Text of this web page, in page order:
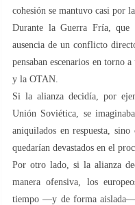
cohesión se mantuvo casi por
Durante la Guerra Fría, que
ausencia de un conflicto
pensaban escenarios en torno
y la OTAN.
Si la alianza decidía, por
Unión Soviética, se
aniquilados en respuesta,
quedarían devastados en el
Por otro lado, si la alianza
manera ofensiva, los
tiempo —y de forma